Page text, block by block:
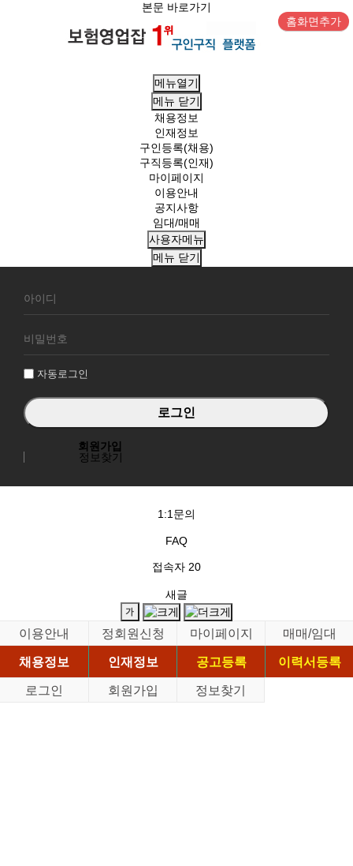
본문 바로가기
홈화면추가
메뉴열기
메뉴 닫기
채용정보
인재정보
구인등록(채용)
구직등록(인재)
마이페이지
이용안내
공지사항
임대/매매
사용자메뉴
메뉴 닫기
원
그
자동로그인
회원가입
정보찾기
1:1문의
FAQ
접속자 20
새글
이용안내 정회원신청 마이페이지
매매/임대
채용정보
인재정보 공고등록
이력서등록
로그인
회원가입 정보찾기